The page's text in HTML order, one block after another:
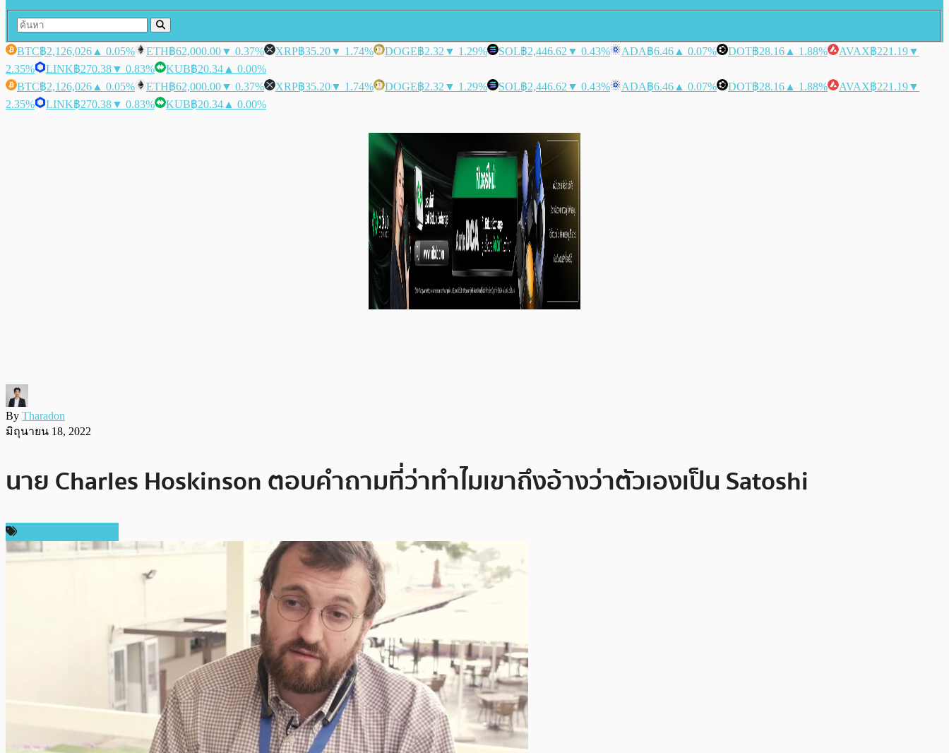
BTC฿2,126,026 ▲ 0.05% ETH฿62,000.00▼ 0.37% XRP฿35.20▼ 1.74% DOGE฿2.32 ▼ 1.29% SOL฿2,446.62 ▼ 0.43% ADA฿6.46 ▲ 0.07% DOT฿28.16 ▲ 1.88% AVAX฿221.19▼
2.35%
LINK฿270.38▼ 0.83% KUB฿20.34 ▲ 0.00%
BTC฿2,126,026 ▲ 0.05% ETH฿62,000.00▼ 0.37% XRP฿35.20▼ 1.74% DOGE฿2.32 ▼ 1.29% SOL฿2,446.62 ▼ 0.43% ADA฿6.46 ▲ 0.07% DOT฿28.16 ▲ 1.88% AVAX฿221.19▼
2.35%
LINK฿270.38▼ 0.83% KUB฿20.34 ▲ 0.00%
By Tharadon
มิถุนายน 18, 2022
นาย Charles Hoskinson ตอบคำถามที่ว่าทำไมเขาถึงอ้างว่าตัวเองเป็น Satoshi